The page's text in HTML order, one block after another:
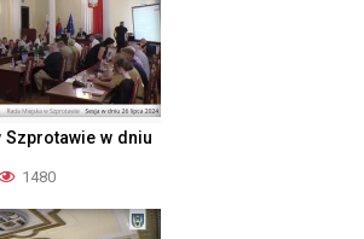
Szprotawie w dniu
1480